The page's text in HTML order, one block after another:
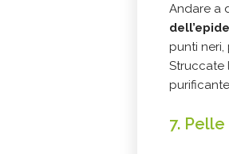
Andare a
punti neri,
Struccate
7.